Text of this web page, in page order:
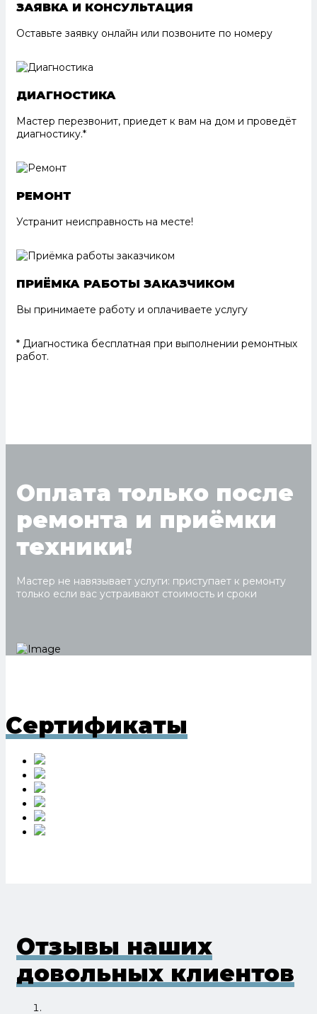
ЗАЯВКА И КОНСУЛЬТАЦИЯ
Оставьте заявку онлайн или позвоните по номеру
ДИАГНОСТИКА
Мастер перезвонит, приедет к вам на дом и проведёт
диагностику.*
РЕМОНТ
Устранит неисправность на месте!
ПРИЁМКА РАБОТЫ ЗАКАЗЧИКОМ
Вы принимаете работу и оплачиваете услугу
* Диагностика бесплатная при выполнении ремонтных
работ.
Оплата только после
ремонта и приёмки
техники!
Мастер не навязывает услуги: приступает к ремонту
только если вас устраивают стоимость и сроки
Сертификаты
Отзывы наших
довольных клиентов